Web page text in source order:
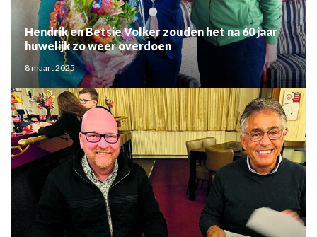
Hendrik en Betsie Volker zouden het na 60 jaar
huwelijk zo weer overdoen
8 maart 2025